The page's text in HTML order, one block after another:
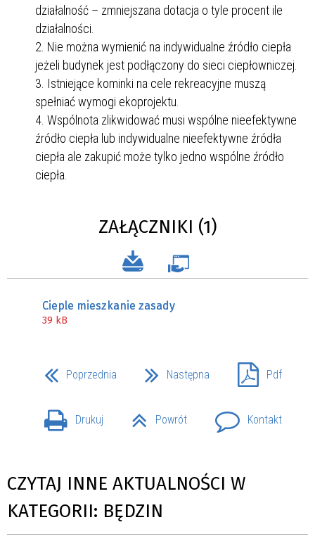
działalność – zmniejszana dotacja o tyle procent ile
działalności.
Nie można wymienić na indywidualne źródło ciepła
jeżeli budynek jest podłączony do sieci ciepłowniczej.
Istniejące kominki na cele rekreacyjne muszą
spełniać wymogi ekoprojektu.
Wspólnota zlikwidować musi wspólne nieefektywne
źródło ciepła lub indywidualne nieefektywne źródła
ciepła ale zakupić może tylko jedno wspólne źródło
ciepła.
ZAŁĄCZNIKI (1)
Cieple mieszkanie zasady
39 kB
Poprzednia Następna Pdf
Drukuj Powrót Kontakt
CZYTAJ INNE AKTUALNOŚCI W
KATEGORII: BĘDZIN